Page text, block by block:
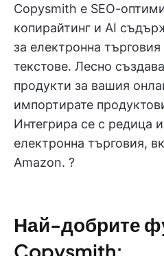
Copysmith е SEO-
копирайтинг и AI
за електронна
текстове. Лесно
продукти за вашия
импортирате
Интегрира се с редица
електронна търговия,
Amazon. ?️
Най-добрите
Copysmith: